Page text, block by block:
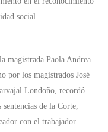
social.
magistrada Paola Andrea
por los magistrados José
Londoño, recordó
de la Corte,
con el trabajador